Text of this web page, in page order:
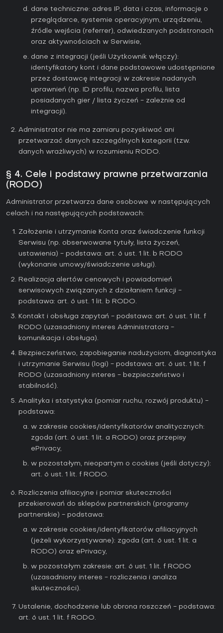
dane techniczne: adres IP, data i czas, informacje o
przeglądarce, systemie operacyjnym, urządzeniu,
źródle wejścia (referrer), odwiedzanych podstronach
oraz aktywnościach w Serwisie,
dane z integracji (jeśli Użytkownik włączy):
identyfikatory kont i dane podstawowe udostępnione
przez dostawcę integracji w zakresie nadanych
uprawnień (np. ID profilu, nazwa profilu, lista
posiadanych gier / lista życzeń - zależnie od
integracji).
Administrator nie ma zamiaru pozyskiwać ani
przetwarzać danych szczególnych kategorii (tzw.
danych wrażliwych) w rozumieniu RODO.
§ 4. Cele i podstawy prawne przetwarzania
(RODO)
Administrator przetwarza dane osobowe w następujących
celach i na następujących podstawach:
Założenie i utrzymanie Konta oraz świadczenie funkcji
Serwisu (np. obserwowane tytuły, lista życzeń,
ustawienia) - podstawa: art. 6 ust. 1 lit. b RODO
(wykonanie umowy/świadczenie usługi).
Realizacja alertów cenowych i powiadomień
serwisowych związanych z działaniem funkcji -
podstawa: art. 6 ust. 1 lit. b RODO.
Kontakt i obsługa zapytań - podstawa: art. 6 ust. 1 lit. f
RODO (uzasadniony interes Administratora -
komunikacja i obsługa).
Bezpieczeństwo, zapobieganie nadużyciom, diagnostyka
i utrzymanie Serwisu (logi) - podstawa: art. 6 ust. 1 lit. f
RODO (uzasadniony interes - bezpieczeństwo i
stabilność).
Analityka i statystyka (pomiar ruchu, rozwój produktu) -
podstawa:
w zakresie cookies/identyfikatorów analitycznych:
zgoda (art. 6 ust. 1 lit. a RODO) oraz przepisy
ePrivacy,
w pozostałym, nieopartym o cookies (jeśli dotyczy):
art. 6 ust. 1 lit. f RODO.
Rozliczenia afiliacyjne i pomiar skuteczności
przekierowań do sklepów partnerskich (programy
partnerskie) - podstawa:
w zakresie cookies/identyfikatorów afiliacyjnych
(jeżeli wykorzystywane): zgoda (art. 6 ust. 1 lit. a
RODO) oraz ePrivacy,
w pozostałym zakresie: art. 6 ust. 1 lit. f RODO
(uzasadniony interes - rozliczenia i analiza
skuteczności).
Ustalenie, dochodzenie lub obrona roszczeń - podstawa:
art. 6 ust. 1 lit. f RODO.